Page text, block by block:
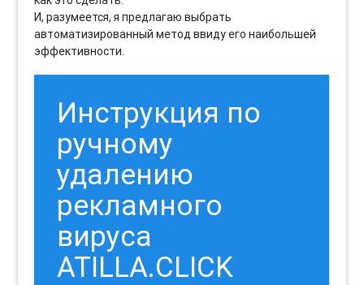
И, разумеется, я предлагаю выбрать
автоматизированный метод ввиду его наибольшей
эффективности.
Инструкция по
ручному
удалению
рекламного
вируса
ATILLA.CLICK